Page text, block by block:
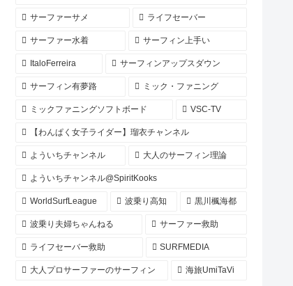
サーファーサメ ライフセーバー
サーファー水着 サーフィン上手い
ItaloFerreira サーフィンアップスダウン
サーフィン有夢路 ミック・ファニング
ミックファニングソフトボード VSC-TV
【わんぱく女子ライダー】瑠衣チャンネル
よういちチャンネル 大人のサーフィン理論
よういちチャンネル@SpiritKooks
WorldSurfLeague 波乗り高知 黒川楓海都
波乗り夫婦ちゃんねる サーファー救助
ライフセーバー救助 SURFMEDIA
大人プロサーファーのサーフィン 海旅UmiTaVi